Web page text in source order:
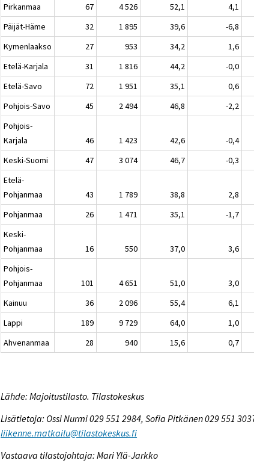
Pirkanmaa
67 4 526 52,1 4,1
Päijät-Häme
32 1 895 39,6 -6,8
Kymenlaakso
27 953 34,2 1,6
Etelä-Karjala
31 1 816 44,2 -0,0
Etelä-Savo
72 1 951 35,1 0,6
Pohjois-Savo
45 2 494 46,8 -2,2
Pohjois-
Karjala
46 1 423 42,6 -0,4
Keski-Suomi
47 3 074 46,7 -0,3
Etelä-
Pohjanmaa
43 1 789 38,8 2,8
Pohjanmaa
26 1 471 35,1 -1,7
Keski-
Pohjanmaa
16 550 37,0 3,6
Pohjois-
Pohjanmaa
101 4 651 51,0 3,0
Kainuu
36 2 096 55,4 6,1
Lappi
189 9 729 64,0 1,0
Ahvenanmaa
28 940 15,6 0,7
Lähde: Majoitustilasto. Tilastokeskus
Lisätietoja: Ossi Nurmi 029 551 2984, Sofia Pitkänen 029 551
liikenne.matkailu@tilastokeskus.fi
Vastaava tilastojohtaja: Mari Ylä-Jarkko